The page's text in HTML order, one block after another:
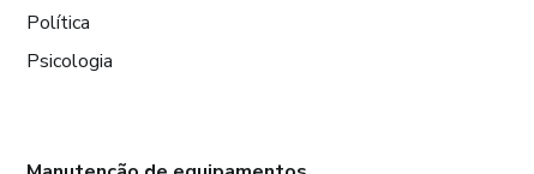
Política
Psicologia